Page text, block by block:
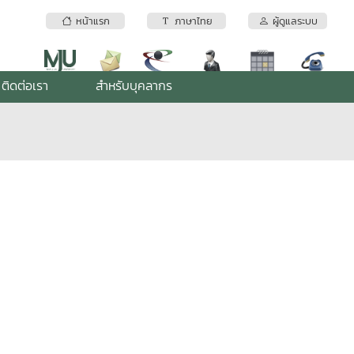
หน้าแรก ภาษาไทย ผู้ดูแลระบบ
ติดต่อเรา สำหรับบุคลากร